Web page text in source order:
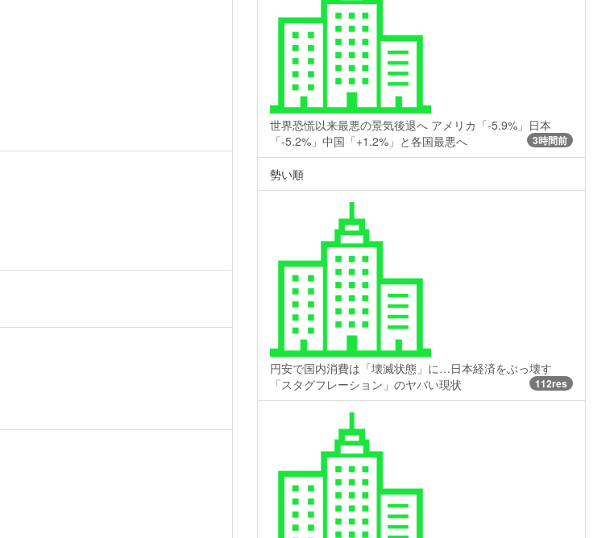
世界恐慌以来最悪の景気後退へ アメリカ「-5.9%」日本
「-5.2%」中国「+1.2%」と各国最悪へ
3時間前
勢い順
円安で国内消費は「壊滅状態」に…日本経済をぶっ壊す
「スタグフレーション」のヤバい現状
112res